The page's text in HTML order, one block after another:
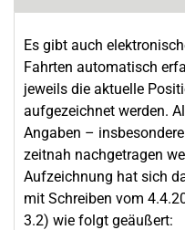
Es gibt auch
Fahrten automatisch
jeweils die aktuelle
aufgezeichnet werden.
Angaben –
zeitnah nachgetragen
Aufzeichnung hat sich
mit Schreiben vom
3.2) wie folgt geäußert: